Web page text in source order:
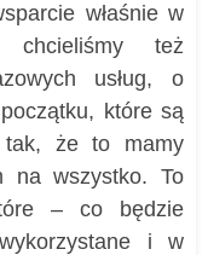
właśnie w
też
usług, o
które są
tak, że to mamy
na wszystko. To
– co będzie
i w